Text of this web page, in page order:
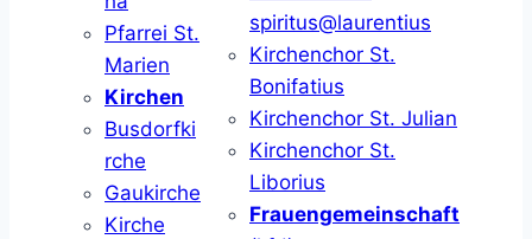
Pfarrei St.
Marien
Kirchen
Busdorfki
rche
Gaukirche
Kirche
spiritus@laurentius
Kirchenchor St.
Bonifatius
Kirchenchor St. Julian
Kirchenchor St.
Liborius
Frauengemeinschaft